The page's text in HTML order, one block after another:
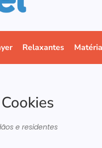
Relaxantes
e residentes